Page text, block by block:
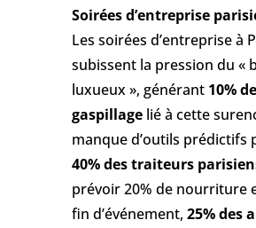
Soirées d’entreprise
Les soirées d’entreprise à
subissent la pression du «
luxueux », générant 10% de
gaspillagelié à cette
manque d’outils prédictifs
40% des traiteurs
prévoir 20% de nourriture
fin d’événement, 25% des